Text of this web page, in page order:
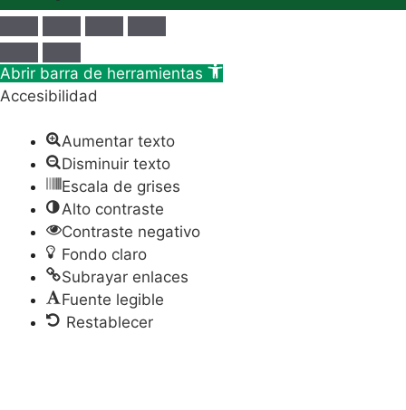
Abrir barra de herramientas
Accesibilidad
Aumentar texto
Disminuir texto
Escala de grises
Alto contraste
Contraste negativo
Fondo claro
Subrayar enlaces
Fuente legible
Restablecer